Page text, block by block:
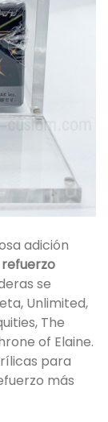
adición
se
Unlimited,
The
of Elaine.
para
más